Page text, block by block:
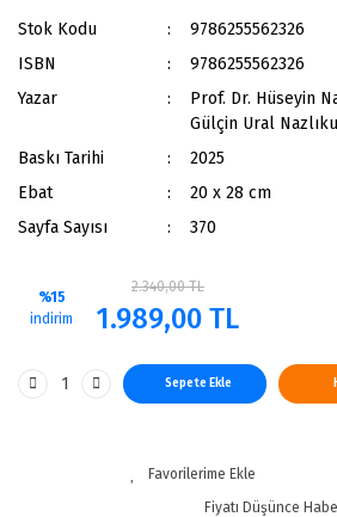
Stok Kodu
9786255562326
ISBN
9786255562326
Yazar
Prof. Dr. Hüseyin
Gülçin Ural
Baskı Tarihi
2025
Ebat
20 x 28 cm
Sayfa Sayısı
370
%15
indirim
2.340,00 TL
1.989,00 TL
Sepete Ekle
Fiyatı Düşünce